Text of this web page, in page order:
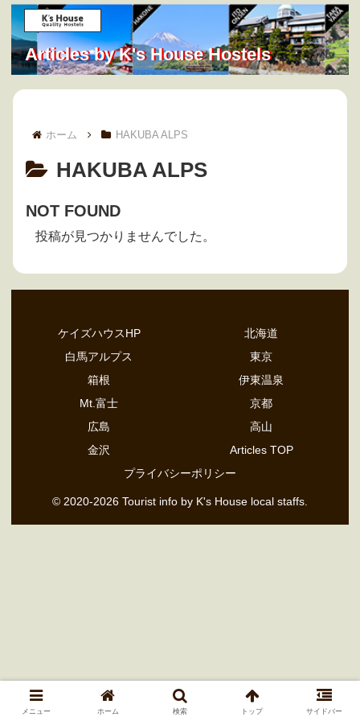
Articles by K's House Hostels
ホーム HAKUBA ALPS
HAKUBA ALPS
NOT FOUND
投稿が見つかりませんでした。
ケイズハウスHP
北海道
白馬アルプス
東京
箱根
伊東温泉
Mt.富士
京都
広島
高山
金沢
Articles TOP
プライバシーポリシー
© 2020-2026 Tourist info by K's House local staffs.
メニュー ホーム 検索 トップ サイドバー